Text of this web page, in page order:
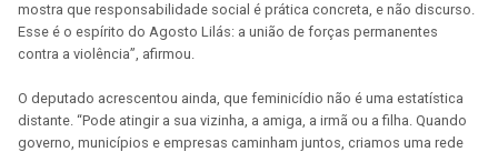
mostra que responsabilidade social é prática concreta, e não discurso.
Esse é o espírito do Agosto Lilás: a união de forças permanentes
contra a violência”, afirmou.
O deputado acrescentou ainda, que feminicídio não é uma estatística
distante. “Pode atingir a sua vizinha, a amiga, a irmã ou a filha. Quando
governo, municípios e empresas caminham juntos, criamos uma rede